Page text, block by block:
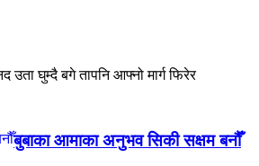
उता घुम्दै बगे तापनि आफ्नो मार्ग फिरेर
बुबाका आमाका अनुभव सिकी सक्षम बनौँ